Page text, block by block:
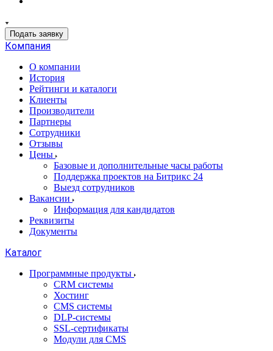
Подать заявку
Компания
О компании
История
Рейтинги и каталоги
Клиенты
Производители
Партнеры
Сотрудники
Отзывы
Цены
Базовые и дополнительные часы работы
Поддержка проектов на Битрикс 24
Выезд сотрудников
Вакансии
Информация для кандидатов
Реквизиты
Документы
Каталог
Программные продукты
CRM системы
Хостинг
CMS системы
DLP‑системы
SSL-сертификаты
Модули для CMS